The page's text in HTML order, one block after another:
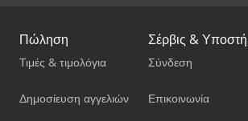
Πώληση
Τιμές & τιμολόγια
Δημοσίευση αγγελιών
Σέρβις &
Σύνδεση
Επικοινωνία